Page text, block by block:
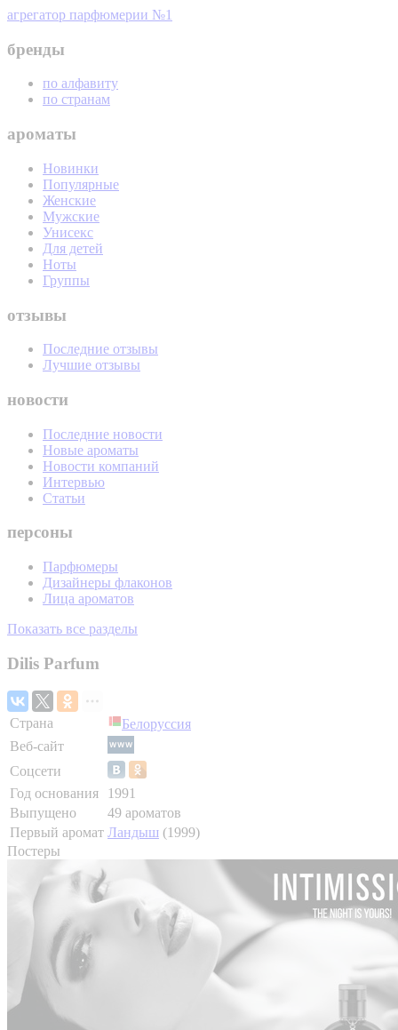
агрегатор парфюмерии №1
бренды
по алфавиту
по странам
ароматы
Новинки
Популярные
Женские
Мужские
Унисекс
Для детей
Ноты
Группы
отзывы
Последние отзывы
Лучшие отзывы
новости
Последние новости
Новые ароматы
Новости компаний
Интервью
Статьи
персоны
Парфюмеры
Дизайнеры флаконов
Лица ароматов
Показать все разделы
Dilis Parfum
Страна
Белоруссия
Веб-сайт
Соцсети
Год основания
1991
Выпущено
49 ароматов
Первый аромат Ландыш (1999)
Постеры